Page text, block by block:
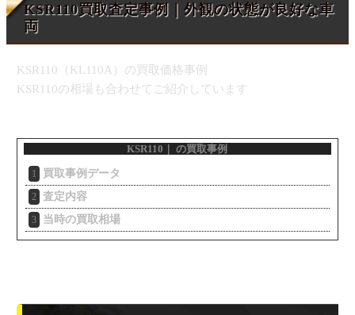
KSR110買取査定事例｜外観の状態が良好な車
両
KSR110（KL110A）の買取価格事例
KSR110の相場も合わせてご紹介しています
KSR110｜ の買取事例
1 買取事例データ
2 査定内容
3 当時の買取相場